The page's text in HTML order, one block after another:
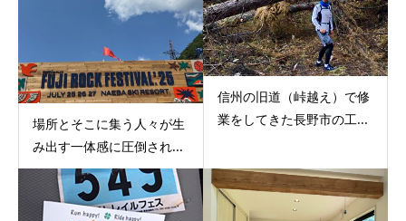
場所とそこに集う人々が生
み出す一体感に圧倒され...
信州の旧道（峠越え）で修
業をしてきた長野市の工...